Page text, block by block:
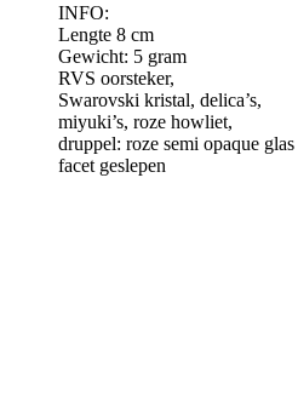
INFO:
Lengte 8 cm
Gewicht: 5 gram
RVS oorsteker,
Swarovski kristal, delica’s,
miyuki’s, roze howliet,
druppel: roze semi opaque glas
facet geslepen